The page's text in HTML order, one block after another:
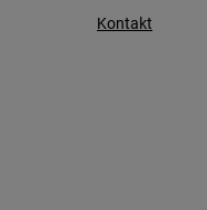
Kontakt